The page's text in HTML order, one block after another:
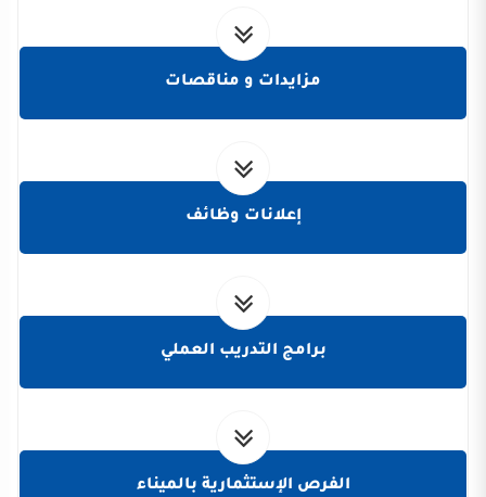
مزايدات و مناقصات
إعلانات وظائف
برامج التدريب العملي
الفرص الإستثمارية بالميناء